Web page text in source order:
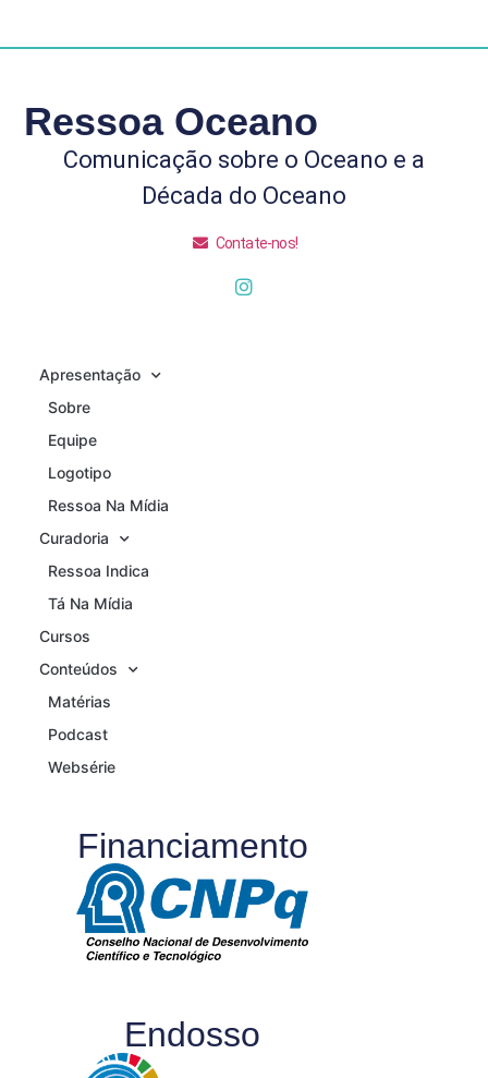
Ressoa Oceano
Comunicação sobre o Oceano e a
Década do Oceano
Contate-nos!
Apresentação
Sobre
Equipe
Logotipo
Ressoa Na Mídia
Curadoria
Ressoa Indica
Tá Na Mídia
Cursos
Conteúdos
Matérias
Podcast
Websérie
Financiamento
Endosso